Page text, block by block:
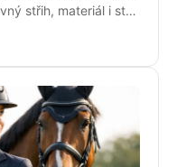
střih, materiál i styl